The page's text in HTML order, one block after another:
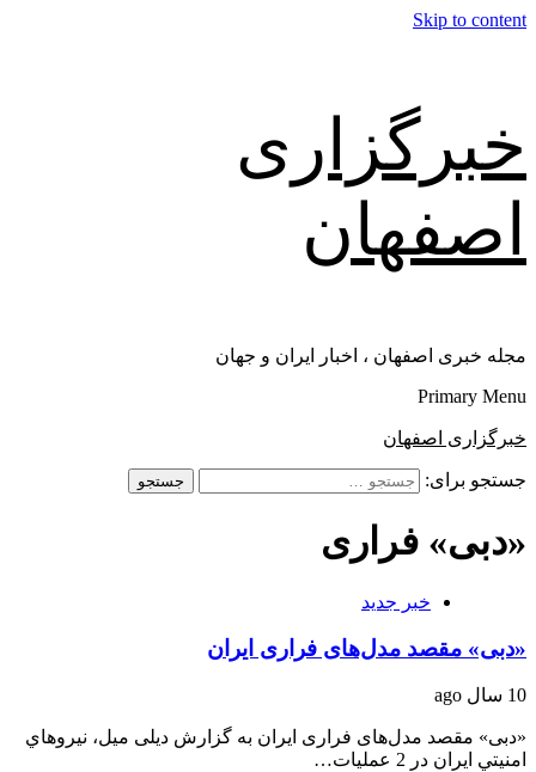
Skip to content
خبرگزاری
اصفهان
مجله خبری اصفهان ، اخبار ایران و جهان
Primary Menu
خبرگزاری اصفهان
جستجو برای:
«دبی» فراری
خبر جدید
«دبی» مقصد مدل‌های فراری ایران
10 سال ago
«دبی» مقصد مدل‌های فراری ایران به گزارش دیلی میل، نيروهاي
امنيتي ایران در 2 عملیات…